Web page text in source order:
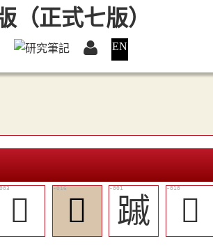
EN
󵴡 󵴩 䠞 󵴣